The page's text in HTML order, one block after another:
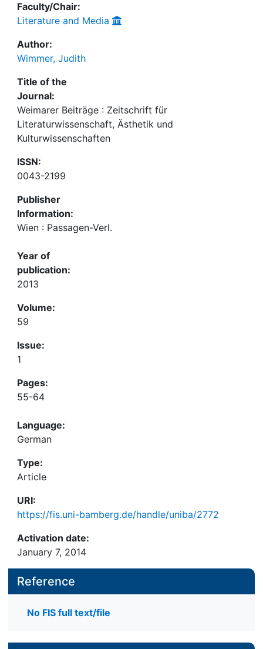
Faculty/Chair:
Literature and Media
Author:
Wimmer, Judith
Title of the
Journal:
Weimarer Beiträge : Zeitschrift für
Literaturwissenschaft, Ästhetik und
Kulturwissenschaften
ISSN:
0043-2199
Publisher
Information:
Wien : Passagen-Verl.
Year of
publication:
2013
Volume:
59
Issue:
1
Pages:
55-64
Language:
German
Type:
Article
URI:
https://fis.uni-bamberg.de/handle/uniba/2772
Activation date:
January 7, 2014
Reference
No FIS full text/file